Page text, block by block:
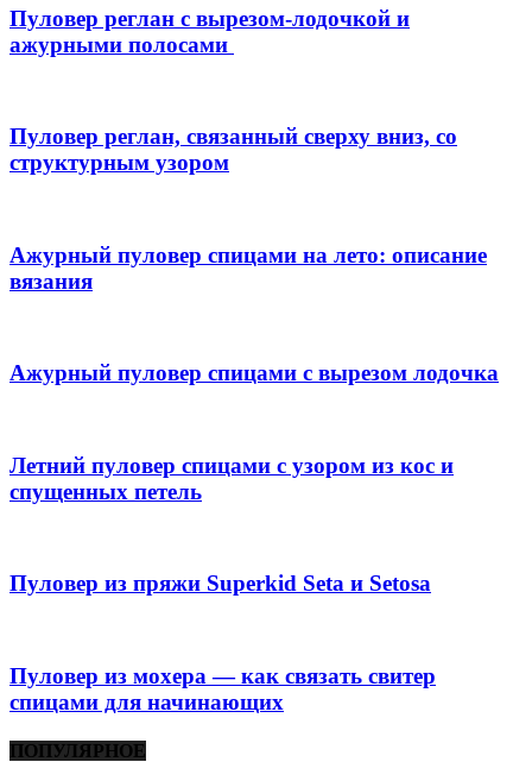
Пуловер реглан с вырезом-лодочкой и
ажурными полосами
Пуловер реглан, связанный сверху вниз, со
структурным узором
Ажурный пуловер спицами на лето: описание
вязания
Ажурный пуловер спицами с вырезом лодочка
Летний пуловер спицами с узором из кос и
спущенных петель
Пуловер из пряжи Superkid Seta и Setosa
Пуловер из мохера — как связать свитер
спицами для начинающих
ПОПУЛЯРНОЕ